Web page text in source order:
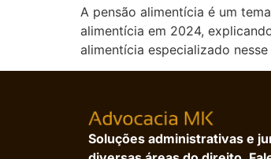
A pensão alimentícia é um
alimentícia em 2024,
alimentícia especializado
Soluções administrativas e